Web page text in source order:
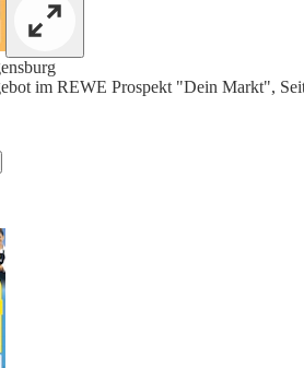
im REWE Prospekt "Dein Markt",